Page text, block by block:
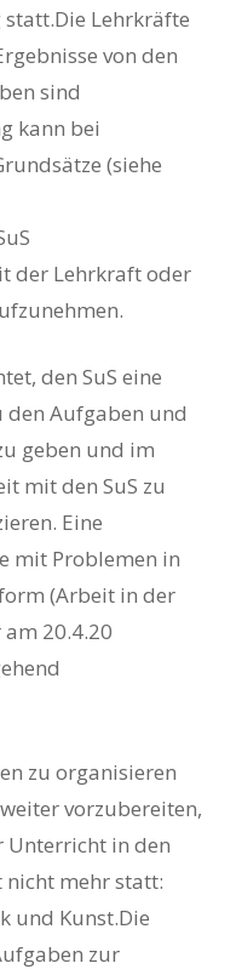
Lehrkräfte
von den
sind
kann bei
(siehe
der Lehrkraft oder
den SuS eine
Aufgaben und
geben und im
mit den SuS zu
Eine
mit Problemen in
(Arbeit in der
20.4.20
zu organisieren
vorzubereiten,
Unterricht in den
nicht mehr statt:
und Kunst.Die
zur